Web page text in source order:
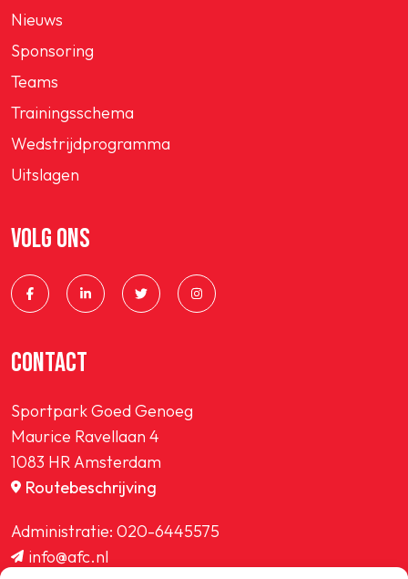
Nieuws
Sponsoring
Teams
Trainingsschema
Wedstrijdprogramma
Uitslagen
VOLG ONS
CONTACT
Sportpark Goed Genoeg
Maurice Ravellaan 4
1083 HR Amsterdam
Routebeschrijving
Administratie: 020-6445575
info@afc.nl